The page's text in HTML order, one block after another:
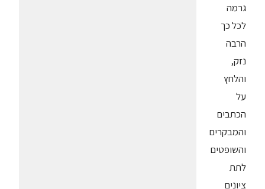
גרמה
לכל כך
הרבה
נזק,
והלחץ
על
הכתבים
והמבקרים
והשופטים
לתת
ציונים